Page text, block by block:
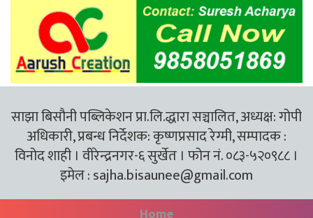
साझा बिसौनी पब्लिकेशन प्रा.लि.द्धारा सञ्चालित, अध्यक्ष: गोपी
अधिकारी, प्रबन्ध निर्देशक: कृष्णप्रसाद रेग्मी, सम्पादक :
विनोद शाही । वीरेन्द्रनगर-६ सुर्खेत । फोन नं. ०८३-५२०९८८ ।
इमेल :sajha.bisaunee@gmail.com